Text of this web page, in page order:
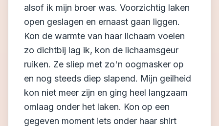
alsof ik mijn broer was. Voorzichtig laken
open geslagen en ernaast gaan liggen.
Kon de warmte van haar lichaam voelen
zo dichtbij lag ik, kon de lichaamsgeur
ruiken. Ze sliep met zo'n oogmasker op
en nog steeds diep slapend. Mijn geilheid
kon niet meer zijn en ging heel langzaam
omlaag onder het laken. Kon op een
gegeven moment iets onder haar shirt